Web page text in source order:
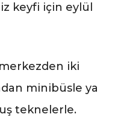
keyfi için eylül
iki
minibüsle ya
teknelerle.